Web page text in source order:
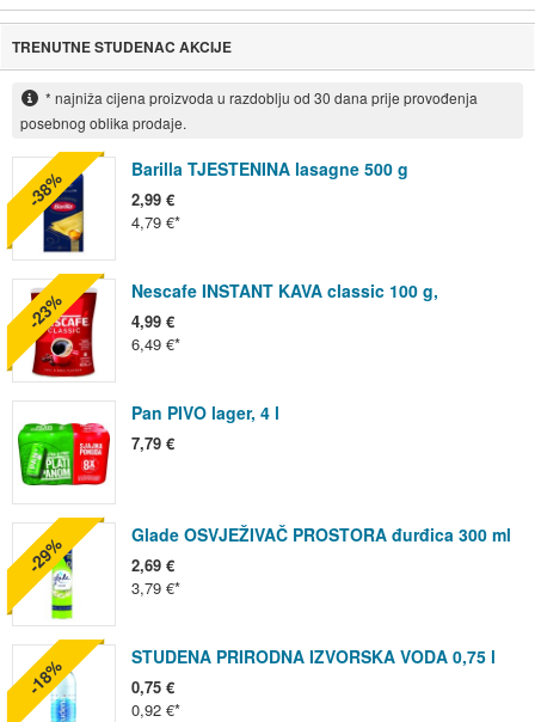
TRENUTNE STUDENAC AKCIJE
* najniža cijena proizvoda u razdoblju od 30 dana prije provođenja
posebnog oblika prodaje.
Barilla TJESTENINA lasagne 500 g
2,99 €
4,79 €
-38%
Nescafe INSTANT KAVA classic 100 g,
4,99 €
6,49 €
-23%
Pan PIVO lager, 4 l
7,79 €
Glade OSVJEŽIVAČ PROSTORA đurđica 300 ml
2,69 €
3,79 €
-29%
STUDENA PRIRODNA IZVORSKA VODA 0,75 l
0,75 €
0,92 €
-18%